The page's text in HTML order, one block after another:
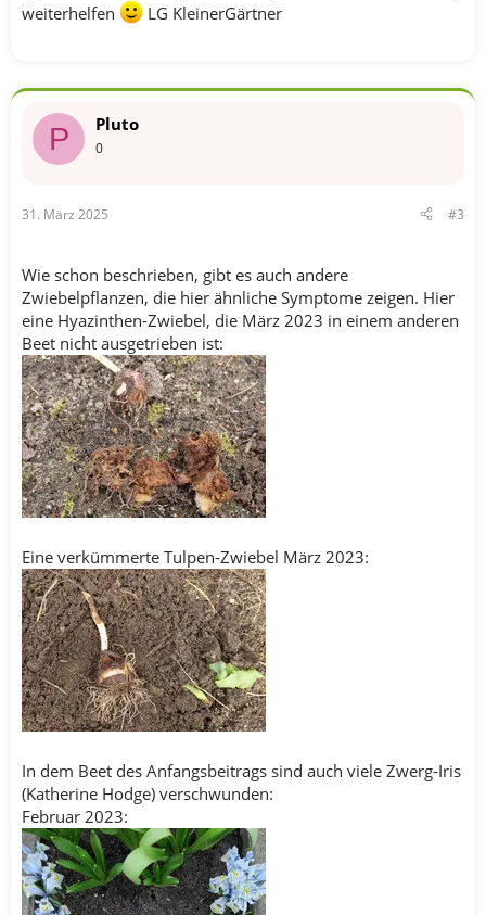
weiterhelfen
LG KleinerGärtner
P Pluto
0
31. März 2025 #3
Wie schon beschrieben, gibt es auch andere
Zwiebelpflanzen, die hier ähnliche Symptome zeigen. Hier
eine Hyazinthen-Zwiebel, die März 2023 in einem anderen
Beet nicht ausgetrieben ist:
Eine verkümmerte Tulpen-Zwiebel März 2023:
In dem Beet des Anfangsbeitrags sind auch viele Zwerg-Iris
(Katherine Hodge) verschwunden:
Februar 2023: